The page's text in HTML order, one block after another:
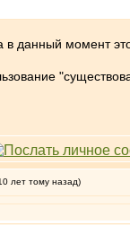
данный момент
лет тому назад)